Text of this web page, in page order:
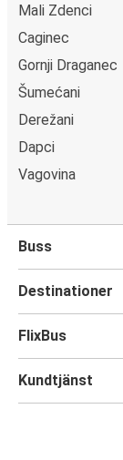
Mali Zdenci
Caginec
Gornji Draganec
Šumećani
Derežani
Dapci
Vagovina
Buss
Destinationer
FlixBus
Kundtjänst